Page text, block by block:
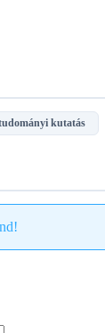
kutatás